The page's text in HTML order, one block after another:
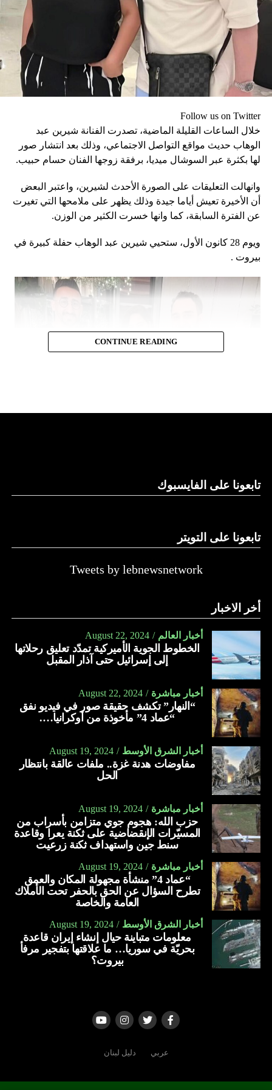
Follow us on Twitter
خلال الساعات القليلة الماضية، تصدرت الفنانة شيرين عبد
الوهاب حديث مواقع التواصل الاجتماعي، وذلك بعد انتشار صور
لها بكثرة عبر السوشال ميديا، برفقة زوجها الفنان حسام حبيب.
وانهالت التعليقات على الصورة الأحدث لشيرين، واعتبر البعض
أن الأخيرة تعيش أياما جيدة وذلك يظهر على ملامحها التي تغيرت
عن الفترة السابقة، كما وانها خسرت الكثير من الوزن.
ويوم 28 كانون الأول، ستحيي شيرين عبد الوهاب حفلة كبيرة في
بيروت .
CONTINUE READING
تابعونا على الفايسبوك
تابعونا على التويتر
Tweets by lebnewsnetwork
أخر الاخبار
أخبار العالم August 22, 2024
الخطوط الجوية الأميركية تمدّد تعليق رحلاتها
إلى إسرائيل حتى آذار المقبل
أخبار مباشرة August 22, 2024
“النهار” تكشف حقيقة صور في فيديو نفق
“عماد 4” مأخوذة من أوكرانيا….
أخبار الشرق الأوسط August 19, 2024
مفاوضات هدنة غزة.. ملفات عالقة بانتظار
الحل
أخبار مباشرة August 19, 2024
حزب الله: هجوم جوي متزامن بأسراب من
المسيّرات الإنقضاضية على ثكنة يعرا وقاعدة
سنط جين واستهداف ثكنة زرعيت
أخبار مباشرة August 19, 2024
“عماد 4” منشأة مجهولة المكان والعمق
تطرح السؤال عن الحق بالحفر تحت الأملاك
العامة والخاصة
أخبار الشرق الأوسط August 19, 2024
معلومات متباينة حيال إنشاء إيران قاعدة
بحريّة في سوريا… ما علاقتها بتفجير مرفأ
بيروت؟
عربي دليل لبنان